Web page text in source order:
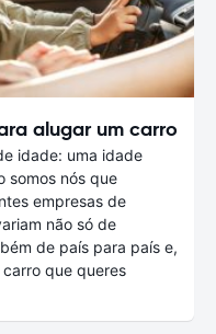
alugar um carro
idade: uma idade
somos nós que
empresas de
não só de
de país para país e,
que queres